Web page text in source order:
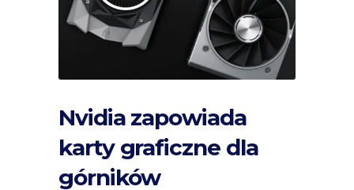
Nvidia zapowiada
karty graficzne dla
górników